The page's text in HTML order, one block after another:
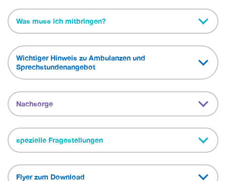
Was muss ich mitbringen?
Wichtiger Hinweis zu Ambulanzen und
Sprechstundenangebot
Nachsorge
spezielle Fragestellungen
Flyer zum Download